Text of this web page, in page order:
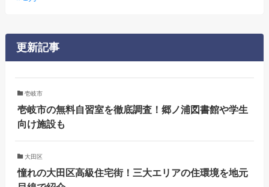
更新記事
壱岐市
壱岐市の無料自習室を徹底調査！郷ノ浦図書館や学生
向け施設も
大田区
憧れの大田区高級住宅街！三大エリアの住環境を地元